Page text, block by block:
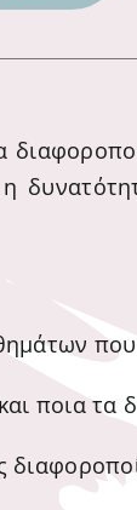
που
ποια τα